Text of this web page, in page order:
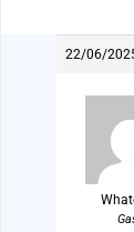
22/06/